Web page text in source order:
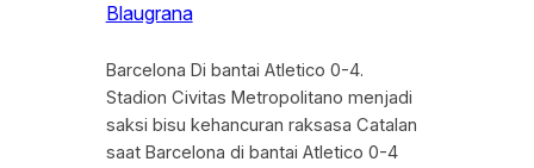
Blaugrana
Barcelona Di bantai Atletico 0-4.
Stadion Civitas Metropolitano menjadi
saksi bisu kehancuran raksasa Catalan
saat Barcelona di bantai Atletico 0-4